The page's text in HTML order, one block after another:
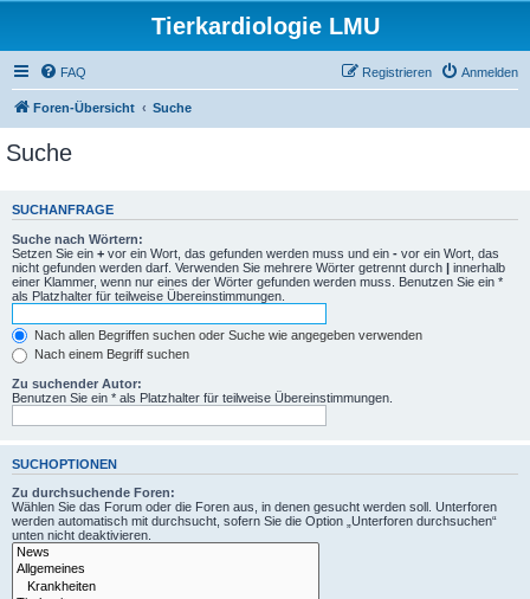
Tierkardiologie LMU
FAQ Anmelden
Registrieren
Foren-Übersicht Suche
Suche
SUCHANFRAGE
Suche nach Wörtern:
Setzen Sie ein + vor ein Wort, das gefunden werden muss und ein - vor ein Wort, das
nicht gefunden werden darf. Verwenden Sie mehrere Wörter getrennt durch | innerhalb
einer Klammer, wenn nur eines der Wörter gefunden werden muss. Benutzen Sie ein *
als Platzhalter für teilweise Übereinstimmungen.
Nach allen Begriffen suchen oder Suche wie angegeben verwenden
Nach einem Begriff suchen
Zu suchender Autor:
Benutzen Sie ein * als Platzhalter für teilweise Übereinstimmungen.
SUCHOPTIONEN
Zu durchsuchende Foren:
Wählen Sie das Forum oder die Foren aus, in denen gesucht werden soll. Unterforen
werden automatisch mit durchsucht, sofern Sie die Option „Unterforen durchsuchen“
unten nicht deaktivieren.